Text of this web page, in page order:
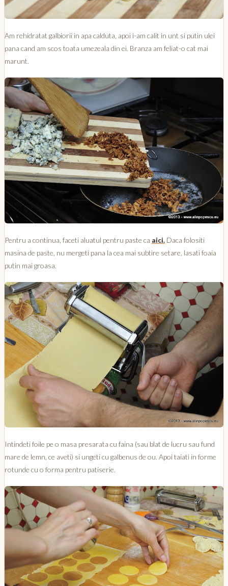
Am rehidratat galbiorii in apa calduta, apoi i-am calit in unt si putin ulei
pana cand am scos toata umezeala din ei. Branza am feliat-o cat mai
marunt.
Pentru a continua, faceti aluatul pentru paste ca aici. Daca folositi
masina de paste, nu mergeti pana la cea mai subtire setare, lasati foaia
putin mai groasa.
Intindeti foile pe o masa presarata cu faina (sau blat de lucru sau fund
mare de lemn, ce aveti) si ungeti cu galbenus de ou. Apoi taiati in forme
rotunde cu o forma pentru patiserie.